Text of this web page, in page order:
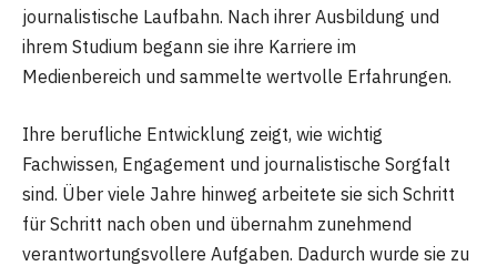
journalistische Laufbahn. Nach ihrer Ausbildung und
ihrem Studium begann sie ihre Karriere im
Medienbereich und sammelte wertvolle Erfahrungen.
Ihre berufliche Entwicklung zeigt, wie wichtig
Fachwissen, Engagement und journalistische Sorgfalt
sind. Über viele Jahre hinweg arbeitete sie sich Schritt
für Schritt nach oben und übernahm zunehmend
verantwortungsvollere Aufgaben. Dadurch wurde sie zu